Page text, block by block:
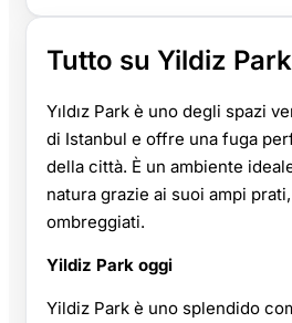
Tutto su Yildiz Park
Yıldız Park è uno degli spazi
di Istanbul e offre una fuga
della città. È un ambiente
natura grazie ai suoi ampi
ombreggiati.
Yildiz Park oggi
Yildiz Park è uno splendido